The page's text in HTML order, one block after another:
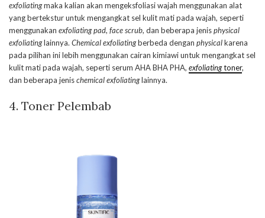
exfoliatingmaka kalian akan mengeksfoliasi wajah menggunakan alat
yang bertekstur untuk mengangkat sel kulit mati pada wajah, seperti
menggunakan exfoliating pad, face scrub, dan beberapa jenisphysical
exfoliatinglainnya. Chemicalexfoliatingberbeda dengan physicalkarena
pada pilihan ini lebih menggunakan cairan kimiawi untuk mengangkat sel
kulit mati pada wajah, seperti serum AHA BHA PHA, exfoliatingtoner,
dan beberapa jenischemical exfoliatinglainnya.
4. Toner Pelembab